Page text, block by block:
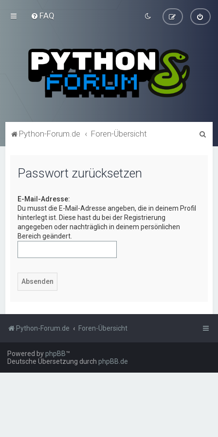
FAQ
Python-Forum.de Foren-Übersicht
Passwort zurücksetzen
E-Mail-Adresse:
Du musst die E-Mail-Adresse angeben, die in deinem Profil
hinterlegt ist. Diese hast du bei der Registrierung
angegeben oder nachträglich in deinem persönlichen
Bereich geändert.
Python-Forum.de Foren-Übersicht
Powered byphpBB™
Deutsche Übersetzung durch phpBB.de